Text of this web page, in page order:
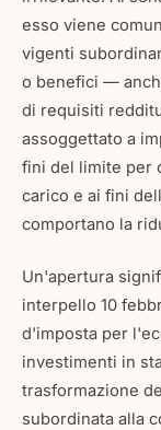
esso viene
vigenti
o benefici —
di requisiti
assoggettato a
fini del limite per
carico e ai fini
comportano la
Un'apertura
interpello 10
d'imposta per
investimenti in
trasformazione
subordinata alla